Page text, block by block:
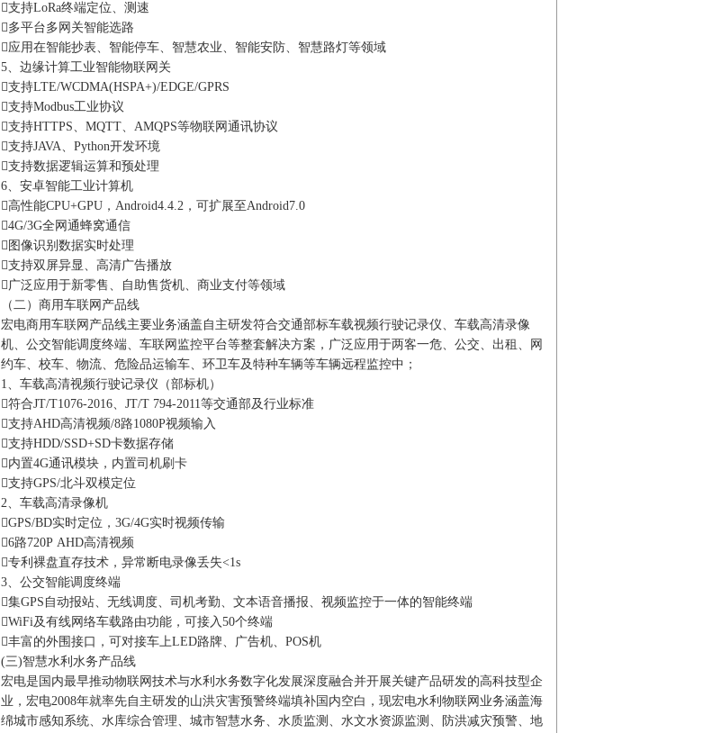
支持LoRa终端定位、测速
多平台多网关智能选路
应用在智能抄表、智能停车、智慧农业、智能安防、智慧路灯等领域
5、边缘计算工业智能物联网关
支持LTE/WCDMA(HSPA+)/EDGE/GPRS
支持Modbus工业协议
支持HTTPS、MQTT、AMQPS等物联网通讯协议
支持JAVA、Python开发环境
支持数据逻辑运算和预处理
6、安卓智能工业计算机
高性能CPU+GPU，Android4.4.2，可扩展至Android7.0
4G/3G全网通蜂窝通信
图像识别数据实时处理
支持双屏异显、高清广告播放
广泛应用于新零售、自助售货机、商业支付等领域
（二）商用车联网产品线
宏电商用车联网产品线主要业务涵盖自主研发符合交通部标车载视频行驶记录仪、车载高清录像
机、公交智能调度终端、车联网监控平台等整套解决方案，广泛应用于两客一危、公交、出租、网
约车、校车、物流、危险品运输车、环卫车及特种车辆等车辆远程监控中；
1、车载高清视频行驶记录仪（部标机）
符合JT/T1076-2016、JT/T 794-2011等交通部及行业标准
支持AHD高清视频/8路1080P视频输入
支持HDD/SSD+SD卡数据存储
内置4G通讯模块，内置司机刷卡
支持GPS/北斗双模定位
2、车载高清录像机
GPS/BD实时定位，3G/4G实时视频传输
6路720P AHD高清视频
专利裸盘直存技术，异常断电录像丢失<1s
3、公交智能调度终端
集GPS自动报站、无线调度、司机考勤、文本语音播报、视频监控于一体的智能终端
WiFi及有线网络车载路由功能，可接入50个终端
丰富的外围接口，可对接车上LED路牌、广告机、POS机
(三)智慧水利水务产品线
宏电是国内最早推动物联网技术与水利水务数字化发展深度融合并开展关键产品研发的高科技型企
业，宏电2008年就率先自主研发的山洪灾害预警终端填补国内空白，现宏电水利物联网业务涵盖海
绵城市感知系统、水库综合管理、城市智慧水务、水质监测、水文水资源监测、防洪减灾预警、地